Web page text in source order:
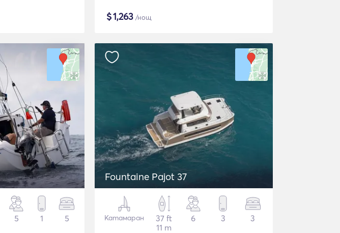
$1,263 /нощ
5 1 5
Fountaine Pajot 37
Катамаран
37 ft
11 m
6 3 3